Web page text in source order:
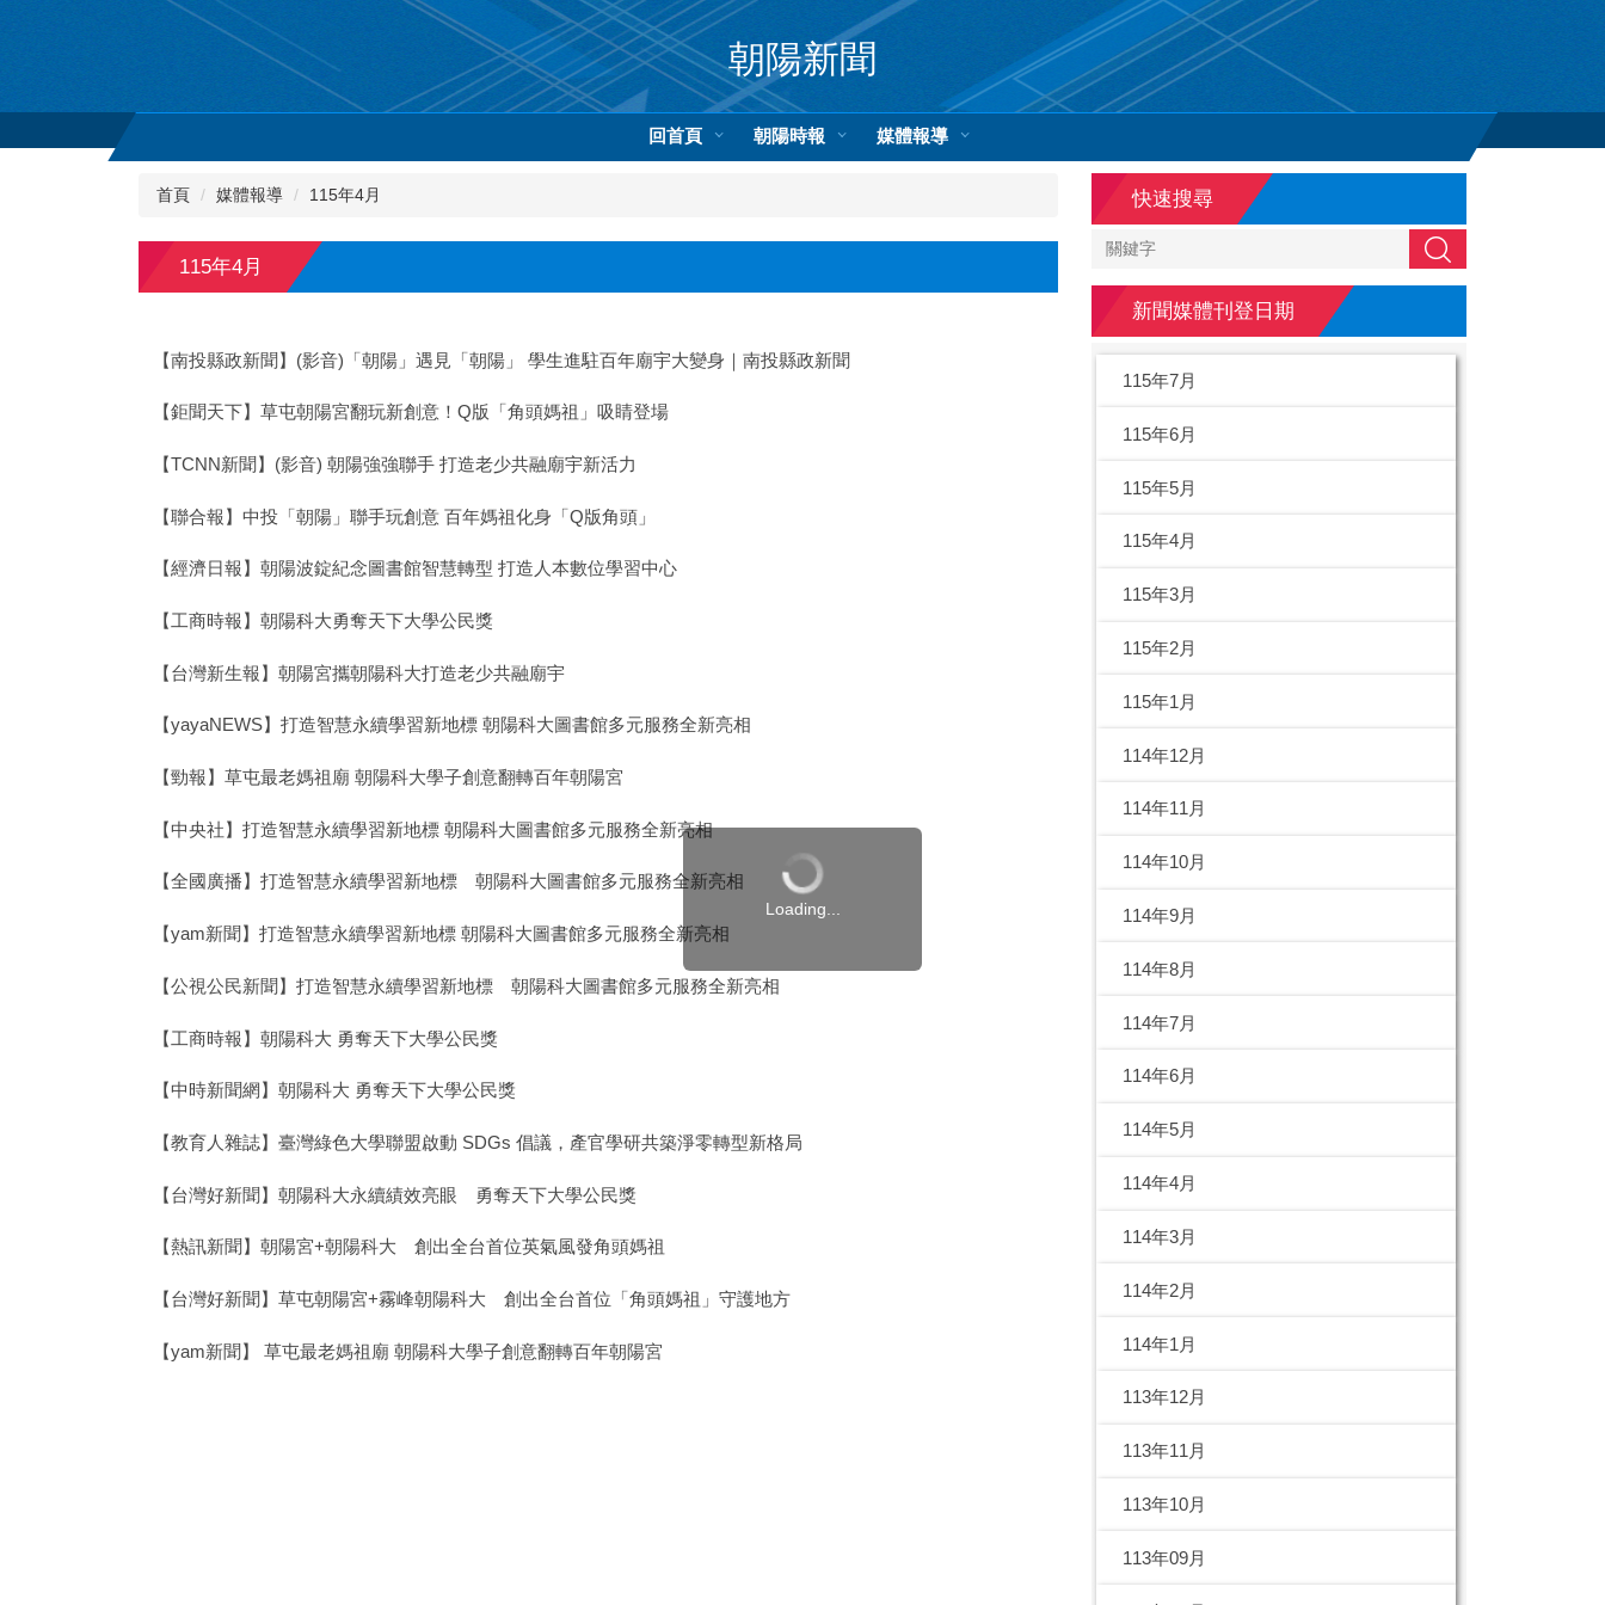
朝陽新聞
回首頁 朝陽時報 媒體報導
首頁 媒體報導 115年4月
115年4月
【南投縣政新聞】(影音)「朝陽」遇見「朝陽」 學生進駐百年廟宇大變身｜南投縣政新聞
【鉅聞天下】草屯朝陽宮翻玩新創意！Q版「角頭媽祖」吸睛登場
【TCNN新聞】(影音) 朝陽強強聯手 打造老少共融廟宇新活力
【聯合報】中投「朝陽」聯手玩創意 百年媽祖化身「Q版角頭」
【經濟日報】朝陽波錠紀念圖書館智慧轉型 打造人本數位學習中心
【工商時報】朝陽科大勇奪天下大學公民獎
【台灣新生報】朝陽宮攜朝陽科大打造老少共融廟宇
【yayaNEWS】打造智慧永續學習新地標 朝陽科大圖書館多元服務全新亮相
【勁報】草屯最老媽祖廟 朝陽科大學子創意翻轉百年朝陽宮
【中央社】打造智慧永續學習新地標 朝陽科大圖書館多元服務全新亮相
【全國廣播】打造智慧永續學習新地標 朝陽科大圖書館多元服務全新亮相
【yam新聞】打造智慧永續學習新地標 朝陽科大圖書館多元服務全新亮相
【公視公民新聞】打造智慧永續學習新地標 朝陽科大圖書館多元服務全新亮相
【工商時報】朝陽科大 勇奪天下大學公民獎
【中時新聞網】朝陽科大 勇奪天下大學公民獎
【教育人雜誌】臺灣綠色大學聯盟啟動 SDGs 倡議，產官學研共築淨零轉型新格局
【台灣好新聞】朝陽科大永續績效亮眼 勇奪天下大學公民獎
【熱訊新聞】朝陽宮+朝陽科大 創出全台首位英氣風發角頭媽祖
【台灣好新聞】草屯朝陽宮+霧峰朝陽科大 創出全台首位「角頭媽祖」守護地方
【yam新聞】 草屯最老媽祖廟 朝陽科大學子創意翻轉百年朝陽宮
快速搜尋
搜尋
新聞媒體刊登日期
115年7月
115年6月
115年5月
115年4月
115年3月
115年2月
115年1月
114年12月
114年11月
114年10月
114年9月
114年8月
114年7月
114年6月
114年5月
114年4月
114年3月
114年2月
114年1月
113年12月
113年11月
113年10月
113年09月
Loading...